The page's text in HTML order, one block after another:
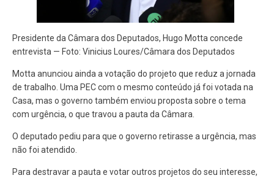
Presidente da Câmara dos Deputados, Hugo Motta concede
entrevista — Foto: Vinicius Loures/Câmara dos Deputados
Motta anunciou ainda a votação do projeto que reduz a jornada
de trabalho. Uma PEC com o mesmo conteúdo já foi votada na
Casa, mas o governo também enviou proposta sobre o tema
com urgência, o que travou a pauta da Câmara.
O deputado pediu para que o governo retirasse a urgência, mas
não foi atendido.
Para destravar a pauta e votar outros projetos do seu interesse,